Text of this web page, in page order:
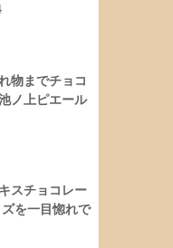
物までチョコ
ノ上ピエール
スチョコレー
を一目惚れで